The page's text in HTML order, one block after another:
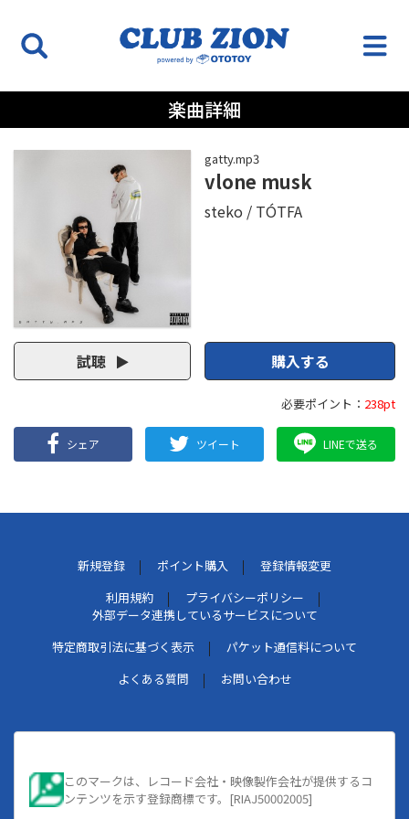
楽曲詳細
gatty.mp3
vlone musk
steko TÓTFA
試聴 購入する
必要ポイント： 238pt
シェア ツイート LINEで送る
新規登録 ポイント購入
登録情報変更
利用規約
プライバシーポリシー
外部データ連携しているサービスについて
特定商取引法に基づく表示
パケット通信料について
よくある質問
お問い合わせ
このマークは、レコード会社・映像製作会社が提供するコ
ンテンツを示す登録商標です。[RIAJ50002005]